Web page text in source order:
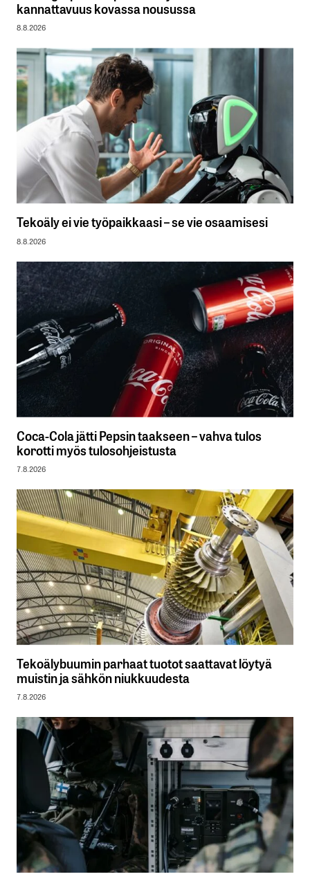
kannattavuus kovassa nousussa
8.8.2026
Tekoäly ei vie työpaikkaasi – se vie osaamisesi
8.8.2026
Coca-Cola jätti Pepsin taakseen – vahva tulos
korotti myös tulosohjeistusta
7.8.2026
Tekoälybuumin parhaat tuotot saattavat löytyä
muistin ja sähkön niukkuudesta
7.8.2026